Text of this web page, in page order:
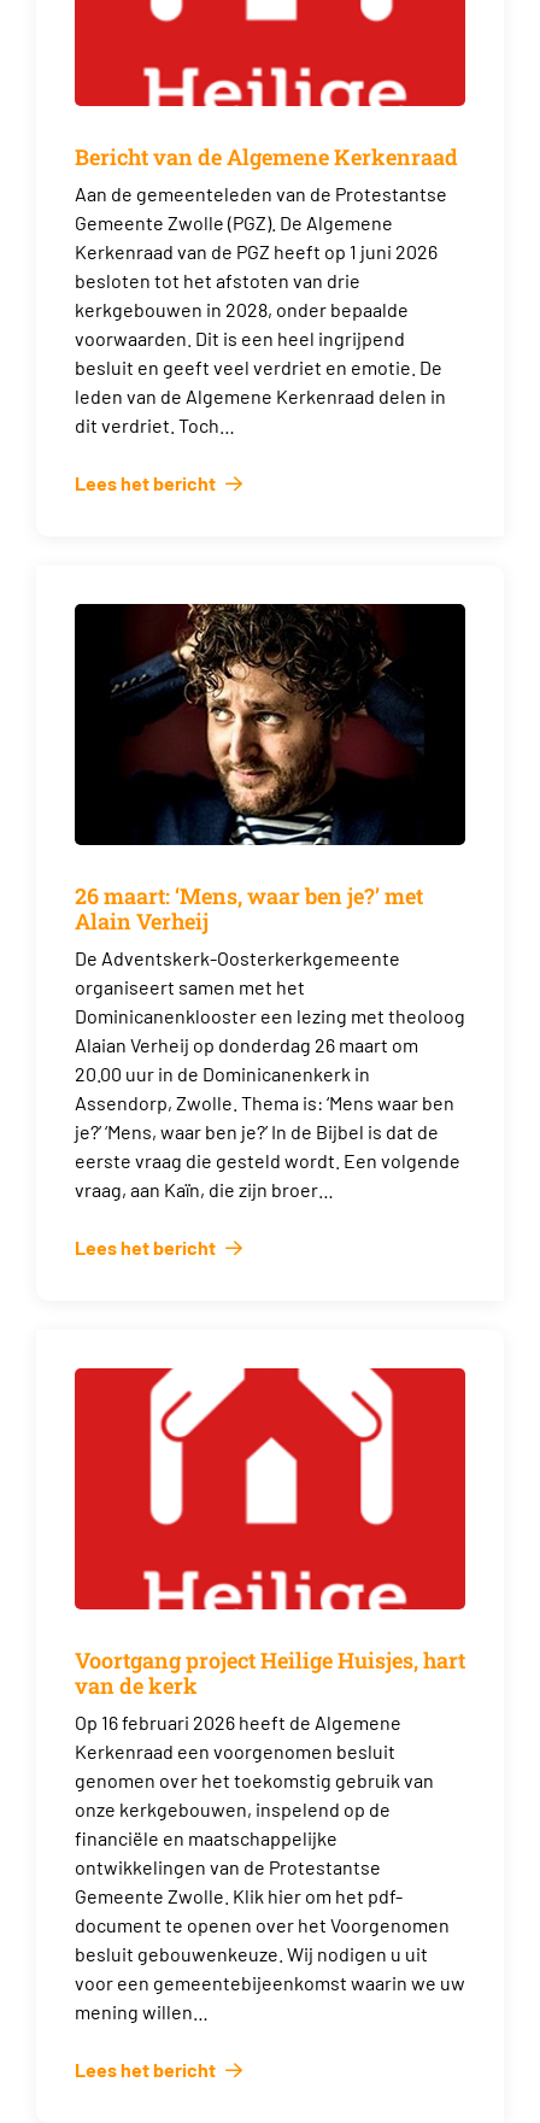
Bericht van de Algemene Kerkenraad
Aan de gemeenteleden van de Protestantse
Gemeente Zwolle (PGZ). De Algemene
Kerkenraad van de PGZ heeft op 1 juni 2026
besloten tot het afstoten van drie
kerkgebouwen in 2028, onder bepaalde
voorwaarden. Dit is een heel ingrijpend
besluit en geeft veel verdriet en emotie. De
leden van de Algemene Kerkenraad delen in
dit verdriet. Toch…
Lees het bericht
26 maart: ‘Mens, waar ben je?’ met
Alain Verheij
De Adventskerk-Oosterkerkgemeente
organiseert samen met het
Dominicanenklooster een lezing met theoloog
Alaian Verheij op donderdag 26 maart om
20.00 uur in de Dominicanenkerk in
Assendorp, Zwolle. Thema is: ‘Mens waar ben
je?’ ‘Mens, waar ben je?’ In de Bijbel is dat de
eerste vraag die gesteld wordt. Een volgende
vraag, aan Kaïn, die zijn broer…
Lees het bericht
Voortgang project Heilige Huisjes, hart
van de kerk
Op 16 februari 2026 heeft de Algemene
Kerkenraad een voorgenomen besluit
genomen over het toekomstig gebruik van
onze kerkgebouwen, inspelend op de
financiële en maatschappelijke
ontwikkelingen van de Protestantse
Gemeente Zwolle. Klik hier om het pdf-
document te openen over het Voorgenomen
besluit gebouwenkeuze. Wij nodigen u uit
voor een gemeentebijeenkomst waarin we uw
mening willen…
Lees het bericht